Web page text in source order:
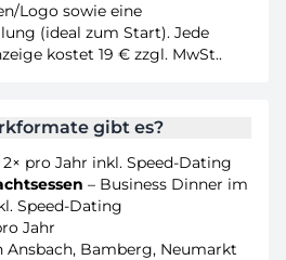
Logo sowie eine
(ideal zum Start). Jede
kostet 19 € zzgl. MwSt..
gibt es?
2× pro Jahr inkl. Speed-Dating
– Business Dinner im
Speed-Dating
Jahr
Ansbach, Bamberg, Neumarkt